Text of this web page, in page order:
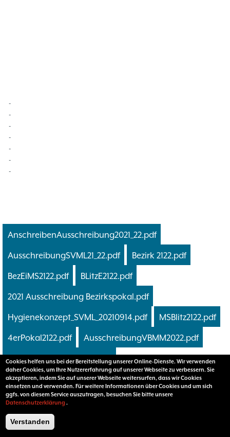
-
-
-
-
-
-
-
AnschreibenAusschreibung2021_22.pdf
AusschreibungSVML21_22.pdf Bezirk 2122.pdf
BezEiMS2122.pdf BLitzE2122.pdf
2021 Ausschreibung Bezirkspokal.pdf
Hygienekonzept_SVML_20210914.pdf MSBlitz2122.pdf
4erPokal2122.pdf AusschreibungVBMM2022.pdf
VBMM2022-Kreuz-R7D2.pdf
AusschreibungVBEM2022.pdf
AuschreibungPokal2022.pdf NRWBlitz22.pdf
VerbEinzelblitzkreuz22.pdf
Cookies helfen uns bei der Bereitstellung unserer Online-Dienste. Wir verwenden
daher Cookies, um Ihre Nutzererfahrung auf unserer Webseite zu verbessern. Sie
akzeptieren, indem Sie auf unserer Webseite weitersurfen, dass wir Cookies
einsetzen und verwenden. Für weitere Informationen über Cookies und um sich
ggfs. von diesem Service auszutragen, besuchen Sie bitte unsere
Datenschutzerklärung .
Verstanden